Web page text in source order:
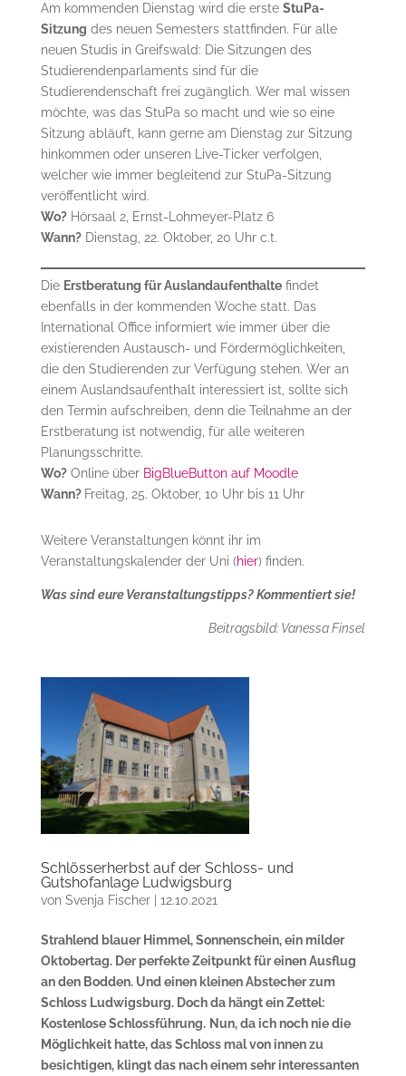
Am kommenden Dienstag wird die erste StuPa-
Sitzung des neuen Semesters stattfinden. Für alle
neuen Studis in Greifswald: Die Sitzungen des
Studierendenparlaments sind für die
Studierendenschaft frei zugänglich. Wer mal wissen
möchte, was das StuPa so macht und wie so eine
Sitzung abläuft, kann gerne am Dienstag zur Sitzung
hinkommen oder unseren Live-Ticker verfolgen,
welcher wie immer begleitend zur StuPa-Sitzung
veröffentlicht wird.
Wo?Hörsaal 2, Ernst-Lohmeyer-Platz 6
Wann?Dienstag, 22. Oktober, 20 Uhr c.t.
Die Erstberatung für Auslandaufenthaltefindet
ebenfalls in der kommenden Woche statt. Das
International Office informiert wie immer über die
existierenden Austausch- und Fördermöglichkeiten,
die den Studierenden zur Verfügung stehen. Wer an
einem Auslandsaufenthalt interessiert ist, sollte sich
den Termin aufschreiben, denn die Teilnahme an der
Erstberatung ist notwendig, für alle weiteren
Planungsschritte.
Wo?Online über BigBlueButton auf Moodle
Wann? Freitag, 25. Oktober, 10 Uhr bis 11 Uhr
Weitere Veranstaltungen könnt ihr im
Veranstaltungskalender der Uni (hier) finden.
Was sind eure Veranstaltungstipps? Kommentiert sie!
Beitragsbild: Vanessa Finsel
Schlösserherbst auf der Schloss- und
Gutshofanlage Ludwigsburg
von Svenja Fischer| 12.10.2021
Strahlend blauer Himmel, Sonnenschein, ein milder
Oktobertag. Der perfekte Zeitpunkt für einen Ausflug
an den Bodden. Und einen kleinen Abstecher zum
Schloss Ludwigsburg. Doch da hängt ein Zettel:
Kostenlose Schlossführung. Nun, da ich noch nie die
Möglichkeit hatte, das Schloss mal von innen zu
besichtigen, klingt das nach einem sehr interessanten